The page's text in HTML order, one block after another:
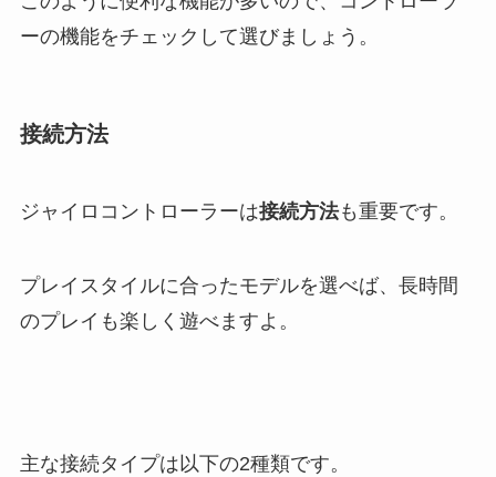
ーの機能をチェックして選びましょう。
接続方法
ジャイロコントローラーは接続方法も重要です。
プレイスタイルに合ったモデルを選べば、長時間
のプレイも楽しく遊べますよ。
主な接続タイプは以下の2種類です。